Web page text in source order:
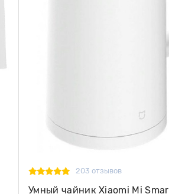
203 отзывов
Умный чайник Xiaomi Mi